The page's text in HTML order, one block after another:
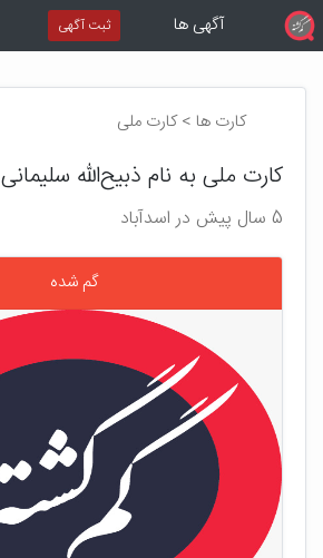
آگهی ها ثبت آگهی
کارت ها > کارت ملی
کارت ملی به نام ذبیح‌الله سلیمانی
5 سال پیش در اسدآباد
گم شده